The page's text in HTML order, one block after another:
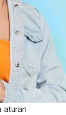
aturan